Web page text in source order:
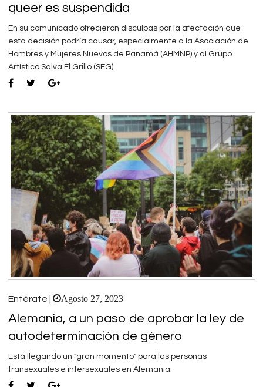
queer es suspendida
En su comunicado ofrecieron disculpas por la afectación que
esta decisión podría causar, especialmente a la Asociación de
Hombres y Mujeres Nuevos de Panamá (AHMNP) y al Grupo
Artístico Salva El Grillo (SEG).
Entérate | Agosto 27, 2023
Alemania, a un paso de aprobar la ley de
autodeterminación de género
Está llegando un "gran momento" para las personas
transexuales e intersexuales en Alemania.